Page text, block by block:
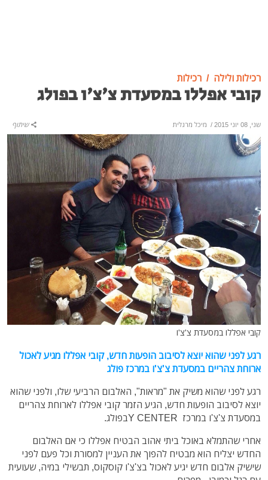
רכילות ולילה רכילות
קובי אפללו במסעדת צ'צ'ו בפולג
שני, 08 יוני 2015 / מיכל מרגלית שיתוף
קובי אפללו במסעדת צ'צ'ו
רגע לפני שהוא יוצא לסיבוב הופעות חדש, קובי אפללו מגיע לאכול
ארוחת צהריים במסעדת צ'צ'ו במרכז פולג
רגע לפני שהוא משיק את "מראות", האלבום הרביעי שלו, ולפני שהוא
יוצא לסיבוב הופעות חדש, הגיע הזמר קובי אפללו לארוחת צהריים
במסעדת צ'צ'ו במרכז Y CENTERבפולג.
אחרי שהתמלא באוכל ביתי אהוב הבטיח אפללו כי אם האלבום
החדש יצליח הוא מבטיח להפוך את העניין למסורת וכל פעם לפני
שישיק אלבום חדש יגיע לאכול בצ'צ'ו קוסקוס, תבשילי במיה, שעועית